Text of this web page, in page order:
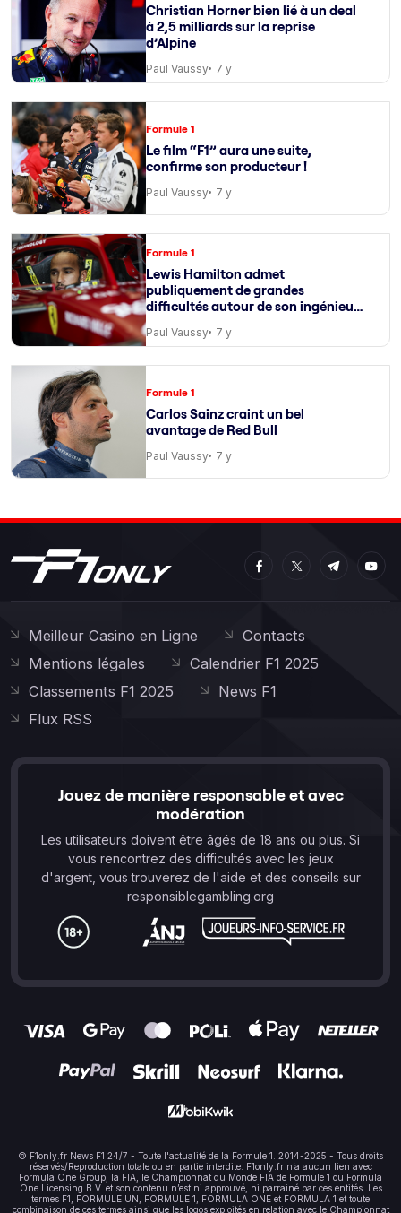
Christian Horner bien lié à un deal
à 2,5 milliards sur la reprise
d’Alpine
Paul Vaussy 7 y
Formule 1
Le film “F1” aura une suite,
confirme son producteur !
Paul Vaussy 7 y
Formule 1
Lewis Hamilton admet
publiquement de grandes
difficultés autour de son ingénieur
Paul Vaussy 7 y
Formule 1
Carlos Sainz craint un bel
avantage de Red Bull
Paul Vaussy 7 y
Meilleur Casino en Ligne
Contacts
Mentions légales
Calendrier F1 2025
Classements F1 2025
News F1
Flux RSS
Jouez de manière responsable et avec
modération
Les utilisateurs doivent être âgés de 18 ans ou plus. Si
vous rencontrez des difficultés avec les jeux
d'argent, vous trouverez de l'aide et des conseils sur
responsiblegambling.org
© F1only.fr News F1 24/7 - Toute l'actualité de la Formule 1. 2014-2025 - Tous droits
réservés/Reproduction totale ou en partie interdite. F1only.fr n’a aucun lien avec
Formula One Group, la FIA, le Championnat du Monde FIA de Formule 1 ou Formula
One Licensing B.V. et son contenu n’est ni approuvé, ni parrainé par ces entités. Les
termes F1, FORMULE UN, FORMULE 1, FORMULA ONE et FORMULA 1 et toute
combinaison de ces termes ainsi que les logos exploités en relation avec le Championnat